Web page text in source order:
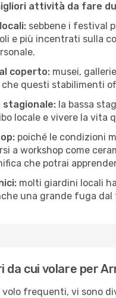
attività da fare
sebbene i festival
e più incentrati sulla
coperto: musei,
questi stabilimenti
stagionale: la bassa
locale e vivere la vita
poiché le condizioni
a workshop come
che potrai
molti giardini locali
una grande fuga
da cui volare per
volo frequenti, vi sono